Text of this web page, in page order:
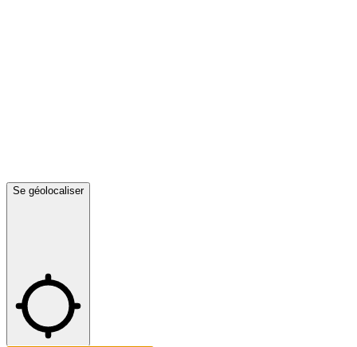
Se géolocaliser